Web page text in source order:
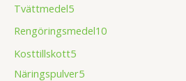
Tvättmedel5
Rengöringsmedel10
Kosttillskott5
Näringspulver5